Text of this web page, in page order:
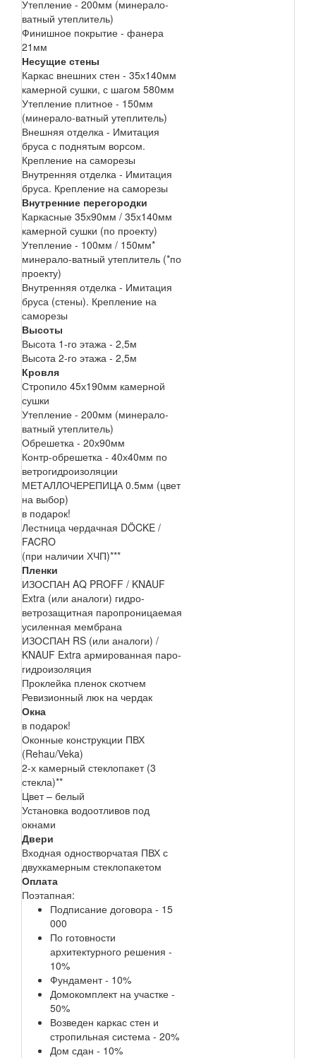
Утепление - 200мм (минерало-
ватный утеплитель)
Финишное покрытие - фанера
21мм
Несущие стены
Каркас внешних стен - 35х140мм
камерной сушки, с шагом 580мм
Утепление плитное - 150мм
(минерало-ватный утеплитель)
Внешняя отделка - Имитация
бруса с поднятым ворсом.
Крепление на саморезы
Внутренняя отделка - Имитация
бруса. Крепление на саморезы
Внутренние перегородки
Каркасные 35х90мм / 35х140мм
камерной сушки (по проекту)
Утепление - 100мм / 150мм*
минерало-ватный утеплитель (*по
проекту)
Внутренняя отделка - Имитация
бруса (стены). Крепление на
саморезы
Высоты
Высота 1-го этажа - 2,5м
Высота 2-го этажа - 2,5м
Кровля
Стропило 45х190мм камерной
сушки
Утепление - 200мм (минерало-
ватный утеплитель)
Обрешетка - 20х90мм
Контр-обрешетка - 40х40мм по
ветрогидроизоляции
МЕТАЛЛОЧЕРЕПИЦА 0.5мм (цвет
на выбор)
в подарок!
Лестница чердачная DÖCKE /
FACRO
(при наличии ХЧП)***
Пленки
ИЗОСПАН AQ PROFF / KNAUF
Extra (или аналоги) гидро-
ветрозащитная паропроницаемая
усиленная мембрана
ИЗОСПАН RS (или аналоги) /
KNAUF Extra армированная паро-
гидроизоляция
Проклейка пленок скотчем
Ревизионный люк на чердак
Окна
в подарок!
Оконные конструкции ПВХ
(Rehau/Veka)
2-х камерный стеклопакет (3
стекла)**
Цвет – белый
Установка водоотливов под
окнами
Двери
Входная одностворчатая ПВХ с
двухкамерным стеклопакетом
Оплата
Поэтапная:
Подписание договора - 15
000
По готовности
архитектурного решения -
10%
Фундамент - 10%
Домокомплект на участке -
50%
Возведен каркас стен и
стропильная система - 20%
Дом сдан - 10%